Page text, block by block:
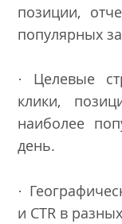
позиции,
популярных
· Целевые
клики,
наиболее
день.
·
и CTR в